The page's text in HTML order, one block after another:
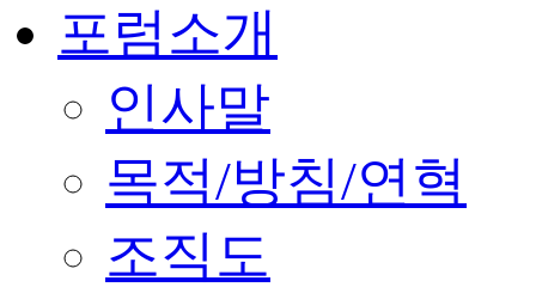
포럼소개
인사말
목적/방침/연혁
조직도